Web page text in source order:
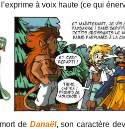
l’exprime à voix haute (ce qui
de Danaël, son caractère